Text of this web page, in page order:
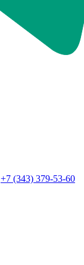
+7 (343) 379-53-60